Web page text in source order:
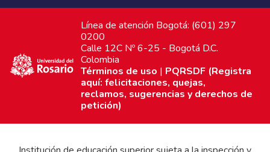
Línea de atención Bogotá: (601) 297
0200
Calle 12C Nº 6-25 - Bogotá D.C.
Colombia
Términos de uso | PQRSDF (Registra
aquí: felicitaciones, quejas,
reclamos, sugerencias y derechos de
petición)